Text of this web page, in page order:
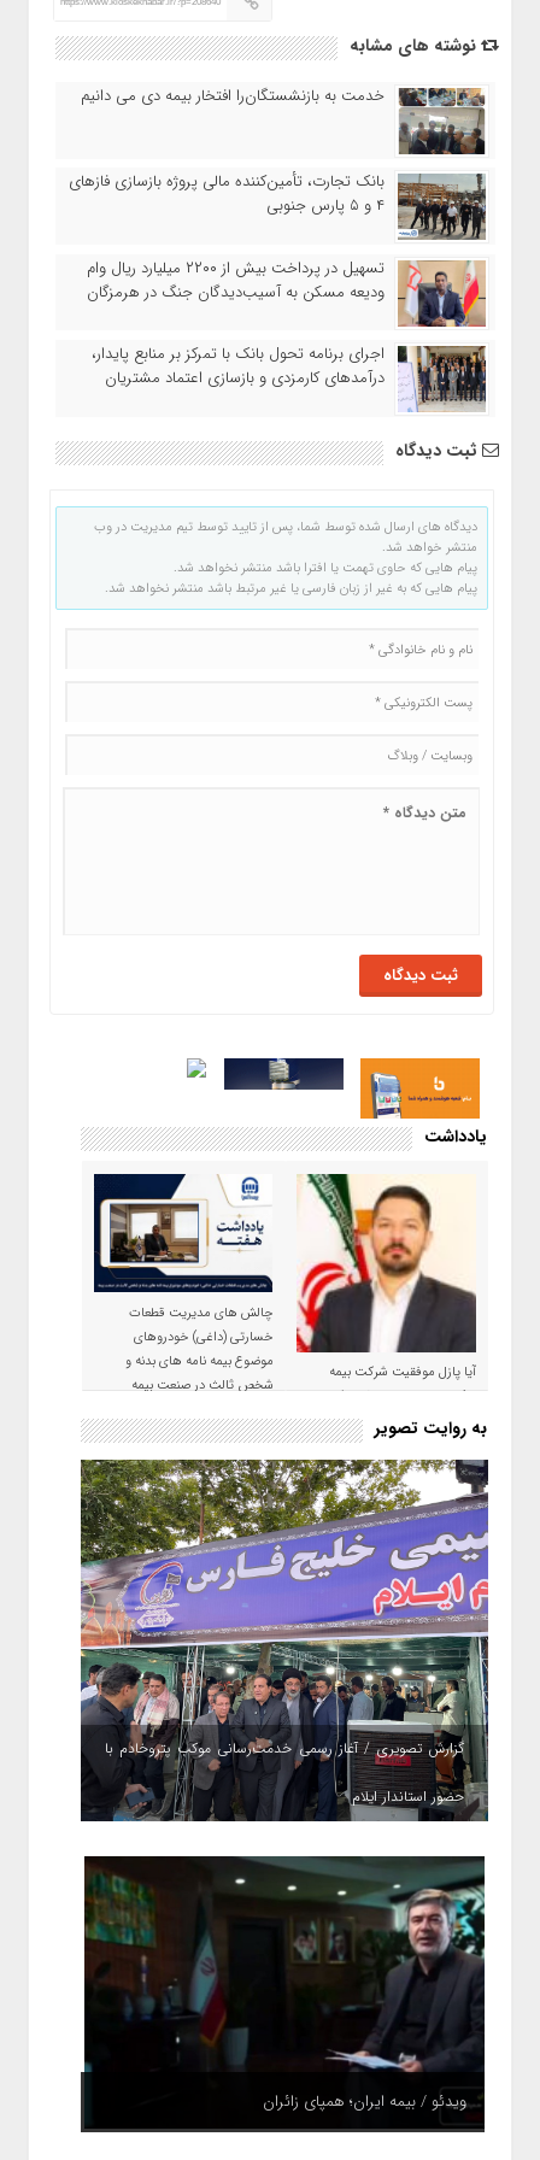
نوشته های مشابه
خدمت به بازنشستگان‌را افتخار بیمه دی می دانیم
بانک تجارت، تأمین‌کننده مالی پروژه بازسازی فازهای
۴ و ۵ پارس جنوبی
تسهیل در پرداخت بیش از ۲۲۰۰ میلیارد ریال وام
ودیعه مسکن به آسیب‌دیدگان جنگ در هرمزگان
اجرای برنامه تحول بانک با تمرکز بر منابع پایدار،
درآمدهای کارمزدی و بازسازی اعتماد مشتریان
ثبت دیدگاه
دیدگاه های ارسال شده توسط شما، پس از تایید توسط تیم مدیریت در وب
منتشر خواهد شد.
پیام هایی که حاوی تهمت یا افترا باشد منتشر نخواهد شد.
پیام هایی که به غیر از زبان فارسی یا غیر مرتبط باشد منتشر نخواهد شد.
یادداشت
آیا پازل موفقیت شرکت بیمه
حکمت صبا در سال ۱۴۰۵ کامل می
شود؟!
چالش های مدیریت قطعات
خسارتی (داغی) خودروهای
موضوع بیمه نامه های بدنه و
شخص ثالث در صنعت بیمه
به روایت تصویر
گزارش تصویری / آغاز رسمی خدمت‌رسانی موکب پتروخادم با
حضور استاندار ایلام
ویدئو / بیمه ایران؛ همپای زائران